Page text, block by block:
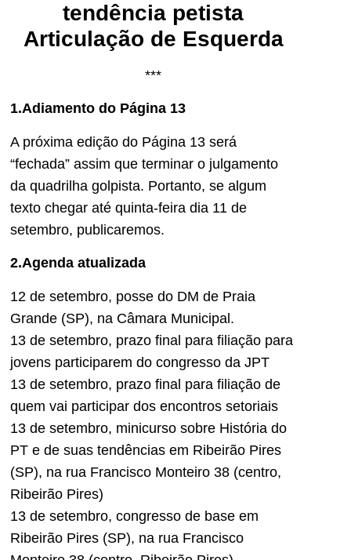
tendência petista
Articulação de Esquerda
***
1.Adiamento do Página 13
A próxima edição do Página 13 será
“fechada” assim que terminar o julgamento
da quadrilha golpista. Portanto, se algum
texto chegar até quinta-feira dia 11 de
setembro, publicaremos.
2.Agenda atualizada
12 de setembro, posse do DM de Praia
Grande (SP), na Câmara Municipal.
13 de setembro, prazo final para filiação para
jovens participarem do congresso da JPT
13 de setembro, prazo final para filiação de
quem vai participar dos encontros setoriais
13 de setembro, minicurso sobre História do
PT e de suas tendências em Ribeirão Pires
(SP), na rua Francisco Monteiro 38 (centro,
Ribeirão Pires)
13 de setembro, congresso de base em
Ribeirão Pires (SP), na rua Francisco